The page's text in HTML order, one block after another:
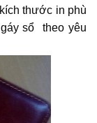
thước in phù
sổ theo yêu